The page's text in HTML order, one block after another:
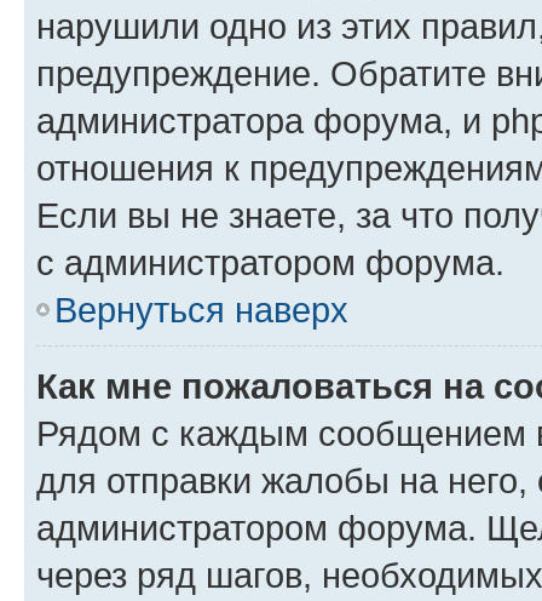
нарушили одно из этих
предупреждение. Обратите
администратора форума, и
отношения к
Если вы не знаете, за что
с администратором форума.
Вернуться наверх
Как мне пожаловаться на
Рядом с каждым сообщением
для отправки жалобы на
администратором форума.
через ряд шагов,